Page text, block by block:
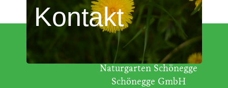
Kontakt
Naturgarten Schönegge
Schönegge GmbH